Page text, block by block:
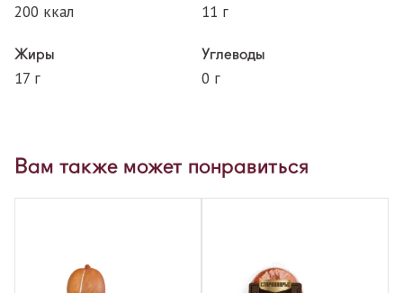
200 ккал
Жиры
17 г
11 г
Углеводы
0 г
Вам также может понравиться